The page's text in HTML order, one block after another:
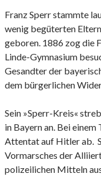
Franz Sperr stammte
wenig begüterten
geboren. 1886 zog die
Linde-Gymnasium
Gesandter der
dem bürgerlichen
Sein »Sperr-Kreis«
in Bayern an. Bei
Attentat auf Hitler ab.
Vormarsches der
polizeilichen Mitteln